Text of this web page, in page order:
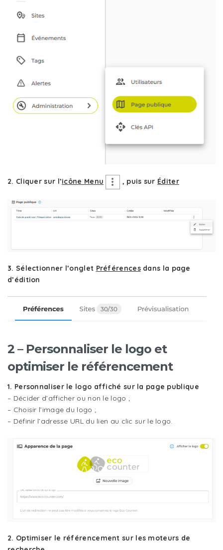
2. Cliquer sur l’icône Menu , puis sur Éditer
3. Sélectionner l’onglet Préférencesdans la page
d’édition
2 – Personnaliser le logo et
optimiser le référencement
1. Personnaliser le logo affiché sur la page publique
– Décider d’afficher ou non le logo ;
– Choisir l’image du logo ;
– Définir l’adresse URL du lien au clic sur le logo.
2. Optimiser le référencement sur les moteurs de